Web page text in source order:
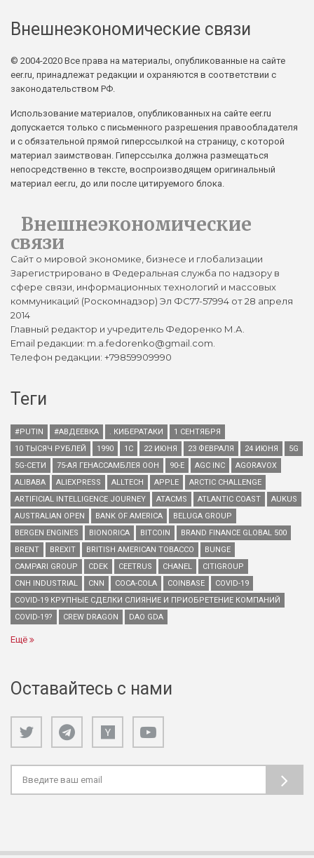
Внешнеэкономические связи
© 2004-2020 Все права на материалы, опубликованные на сайте
eer.ru, принадлежат редакции и охраняются в соответствии с
законодательством РФ.
Использование материалов, опубликованных на сайте eer.ru
допускается только с письменного разрешения правообладателя
и с обязательной прямой гиперссылкой на страницу, с которой
материал заимствован. Гиперссылка должна размещаться
непосредственно в тексте, воспроизводящем оригинальный
материал eer.ru, до или после цитируемого блока.
Внешнеэкономические
связи
Сайт о мировой экономике, бизнесе и глобализации
Зарегистрировано в Федеральная служба по надзору в
сфере связи, информационных технологий и массовых
коммуникаций (Роскомнадзор) Эл ФС77-57994 от 28 апреля
2014
Главный редактор и учредитель Федоренко М.А.
Email редакции: m.a.fedorenko@gmail.com.
Телефон редакции: +79859909990
Теги
#PUTIN #АВДЕЕВКА . КИБЕРАТАКИ
1 СЕНТЯБРЯ
10 ТЫСЯЧ РУБЛЕЙ
1990 1С 22 ИЮНЯ 23 ФЕВРАЛЯ 24 ИЮНЯ
5G
5G-СЕТИ
75-АЯ ГЕНАССАМБЛЕЯ ООН 90-Е AGC INC
AGORAVOX
ALIBABA
ALIEXPRESS ALLTECH APPLE
ARCTIC CHALLENGE
ARTIFICIAL INTELLIGENCE JOURNEY
ATACMS ATLANTIC COAST
AUKUS
AUSTRALIAN OPEN
BANK OF AMERICA
BELUGA GROUP
BERGEN ENGINES
BIONORICA BITCOIN
BRAND FINANCE GLOBAL 500
BRENT
BREXIT BRITISH AMERICAN TOBACCO
BUNGE
CAMPARI GROUP
CDEK CEETRUS CHANEL
CITIGROUP
CNH INDUSTRIAL
CNN COCA-COLA COINBASE
COVID-19
COVID-19 КРУПНЫЕ СДЕЛКИ СЛИЯНИЕ И ПРИОБРЕТЕНИЕ КОМПАНИЙ
COVID-19?
CREW DRAGON DAO GDA
Ещё
Оставайтесь с нами